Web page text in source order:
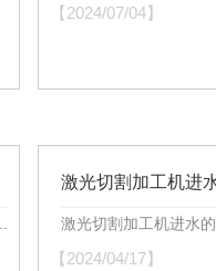
【2024/07/04】
激光切割加工机进
激光切割加工机进水
【2024/04/17】